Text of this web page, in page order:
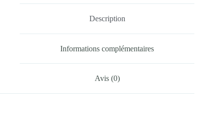
Description
Informations complémentaires
Avis (0)